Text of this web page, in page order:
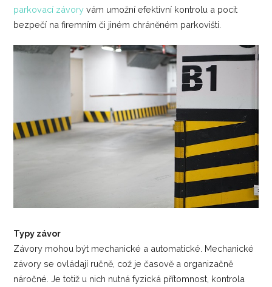
parkovací závory vám umožní efektivní kontrolu a pocit
bezpečí na firemním či jiném chráněném parkovišti.
Typy závor
Závory mohou být mechanické a automatické. Mechanické
závory se ovládají ručně, což je časově a organizačně
náročné. Je totiž u nich nutná fyzická přítomnost, kontrola